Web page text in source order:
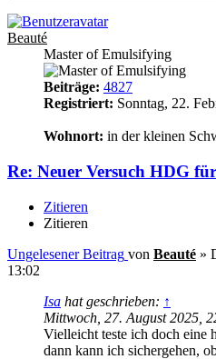
Beauté
Master of Emulsifying
Beiträge: 4827
Registriert: Sonntag, 22.
Wohnort: in der kleinen
Re: Neuer Versuch HDG
Zitieren
Zitieren
Ungelesener Beitrag von Beauté »
13:02
Isa hat geschrieben: ↑
Mittwoch, 27. August 2025,
Vielleicht teste ich doch eine
dann kann ich sichergehen,